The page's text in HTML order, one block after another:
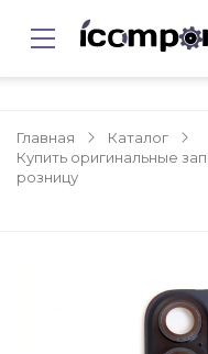
Главная
Каталог
Купить оригинальные
розницу